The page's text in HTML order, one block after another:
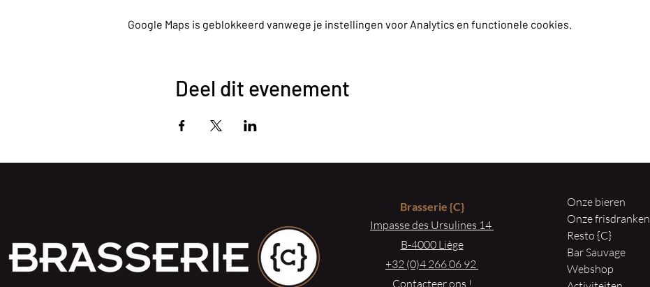
Google Maps is geblokkeerd vanwege je instellingen voor Analytics en functionele cookies.
Deel dit evenement
Brasserie{C}
Impasse des Ursulines 14
B-4000 Liège
+32 (0)4 266 06 92
Contacteer ons !
Onze bieren
Onze frisdranken
Resto {C}
Bar Sauvage
Webshop